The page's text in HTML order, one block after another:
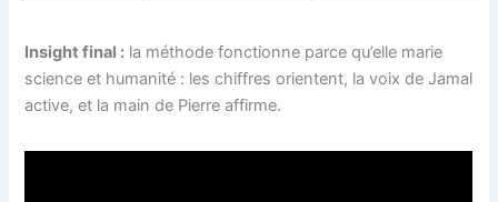
Insight final : la méthode fonctionne parce qu’elle marie
science et humanité : les chiffres orientent, la voix de Jamal
active, et la main de Pierre affirme.